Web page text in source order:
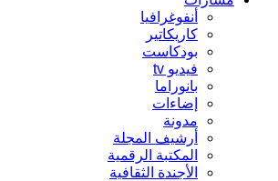
أنفوغرافيا
كاريكاتير
بودكاست
فيديو tv
بانوراما
إضاءات
مدونة
أرشيف المجلة
المكتبة الرقمية
الأجندة الثقافية